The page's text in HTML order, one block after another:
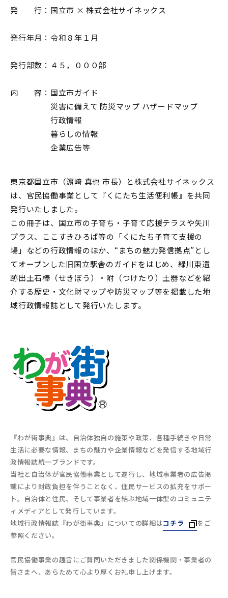
発 行：国立市 × 株式会社サイネックス
発行年月：令和８年１月
発行部数：４５，０００部
内 容：国立市ガイド
災害に備えて 防災マップ ハザードマップ
行政情報
暮らしの情報
企業広告等
東京都国立市（濵﨑 真也 市長）と株式会社サイネックス
は、官民協働事業として『くにたち生活便利帳』を共同
発行いたしました。
この冊子は、国立市の子育ち・子育て応援テラスや矢川
プラス、ここすきひろば等の「くにたち子育て支援の
場」などの行政情報のほか、“まちの魅力発信拠点”とし
てオープンした旧国立駅舎のガイドをはじめ、緑川東遺
跡出土石棒（せきぼう）・附（つけたり）土器などを紹
介する歴史・文化財マップや防災マップ等を掲載した地
域行政情報誌として発行いたします。
『わが街事典』は、自治体独自の施策や政策、各種手続きや日常
生活に必要な情報、まちの魅力や企業情報などを発信する地域行
政情報誌統一ブランドです。
当社と自治体が官民協働事業として遂行し、地域事業者の広告掲
載により財政負担を伴うことなく、住民サービスの拡充をサポー
ト。自治体と住民、そして事業者を結ぶ地域一体型のコミュニテ
ィメディアとして発行しています。
地域行政情報誌『わが街事典』についての詳細はコチラ
をご
参照ください。
官民協働事業の趣旨にご賛同いただきました関係機関・事業者の
皆さまへ、あらためて心より厚くお礼申し上げます。